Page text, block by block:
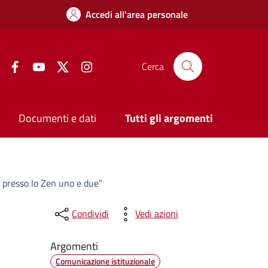
Accedi all'area personale
FacebookYouTube Twitter Cerca
Documenti e dati Tutti gli argomenti
lo Zen uno e due”
Condividi Vedi azioni
Argomenti
Comunicazione istituzionale